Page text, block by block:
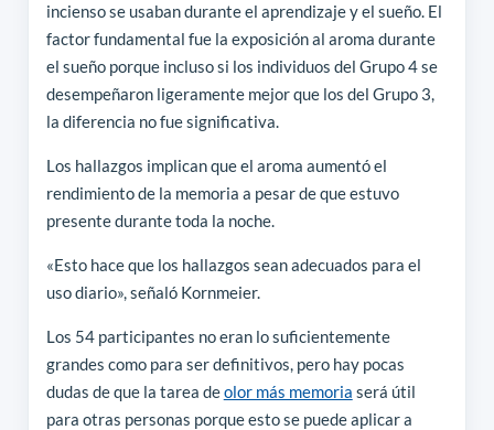
incienso se usaban durante el aprendizaje y el sueño. El
factor fundamental fue la exposición al aroma durante
el sueño porque incluso si los individuos del Grupo 4 se
desempeñaron ligeramente mejor que los del Grupo 3,
la diferencia no fue significativa.
Los hallazgos implican que el aroma aumentó el
rendimiento de la memoria a pesar de que estuvo
presente durante toda la noche.
«Esto hace que los hallazgos sean adecuados para el
uso diario», señaló Kornmeier.
Los 54 participantes no eran lo suficientemente
grandes como para ser definitivos, pero hay pocas
dudas de que la tarea deolor más memoria será útil
para otras personas porque esto se puede aplicar a